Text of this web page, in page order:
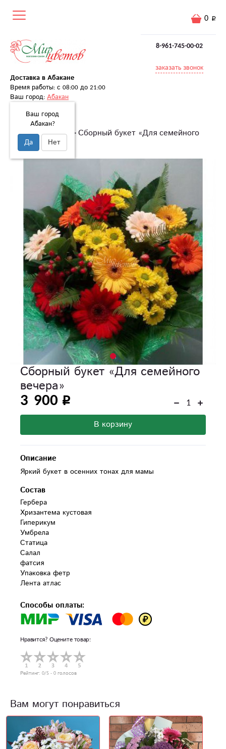
8-961-745-00-02
заказать звонок
Доставка в Абакане
Время работы: с 08:00 до 21:00
Ваш город: Абакан
Ваш город
Абакан?
Да Нет
0
Главная Букеты
Сборный букет «Для семейного
вечера»
Сборный букет «Для семейного
вечера»
3 900
В корзину
Описание
Яркий букет в осенних тонах для мамы
Состав
Гербера
Хризантема кустовая
Гиперикум
Умбрела
Статица
Салал
фатсия
Упаковка фетр
Лента атлас
Способы оплаты:
Нравится? Оцените товар:
Рейтинг: 0/5 - 0 голосов
Вам могут понравиться
Новинка
Хит